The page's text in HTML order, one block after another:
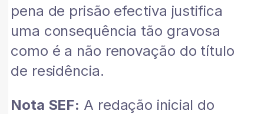
pena de prisão efectiva justifica
uma consequência tão gravosa
como é a não renovação do título
de residência.
Nota SEF: A redação inicial do